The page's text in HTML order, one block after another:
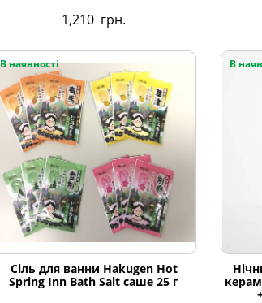
1,210 грн.
В наявності
Сіль для ванни Hakugen Hot
Spring Inn Bath Salt саше 25 г
В